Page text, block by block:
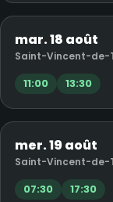
mar. 18 août
Saint-Vincent-de-
11:00 13:30
mer. 19 août
Saint-Vincent-de-
07:30 17:30